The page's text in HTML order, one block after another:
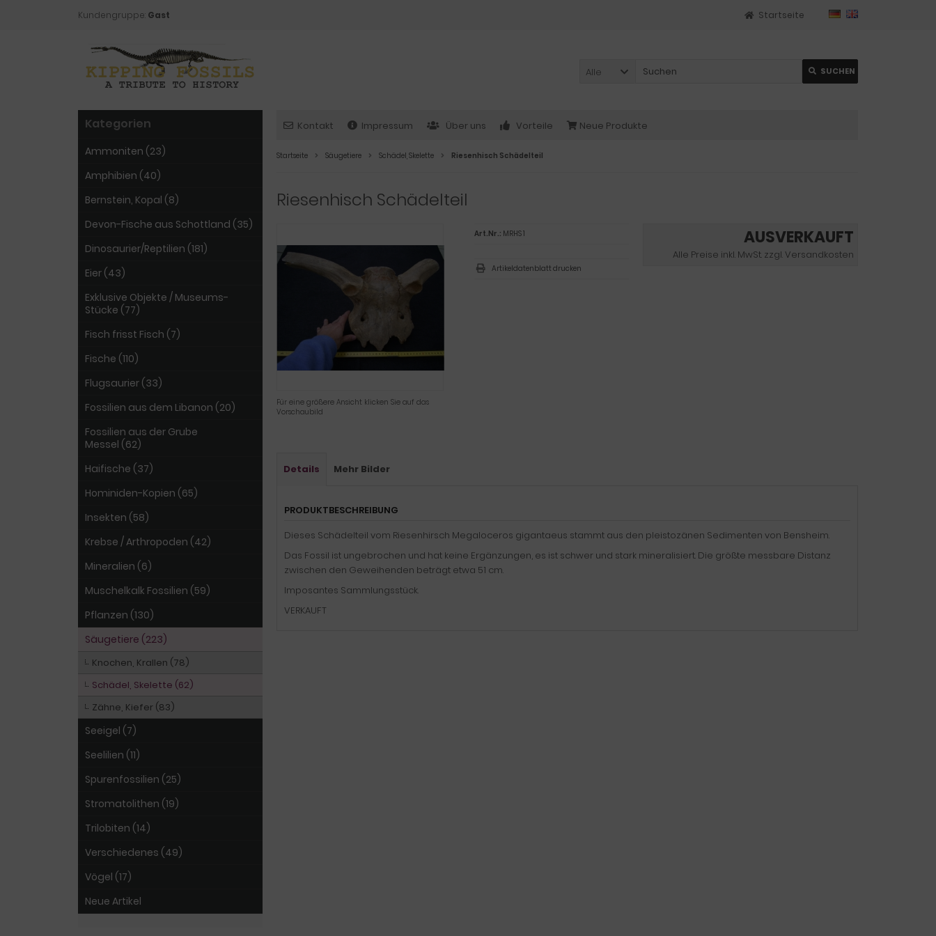
Kundengruppe: Gast Startseite
Alle SUCHEN
Kontakt Impressum Über uns Vorteile Neue Produkte
Startseite Säugetiere Schädel, Skelette Riesenhisch Schädelteil
Riesenhisch Schädelteil
Für eine größere Ansicht klicken Sie auf das
Vorschaubild
AUSVERKAUFT
Alle Preise inkl. MwSt. zzgl. Versandkosten
Art.Nr.: MRHS 1
Artikeldatenblatt drucken
Details Mehr Bilder
PRODUKTBESCHREIBUNG
Dieses Schädelteil vom Riesenhirsch Megaloceros gigantaeus stammt aus den pleistozänen Sedimenten von Bensheim.
Das Fossil ist ungebrochen und hat keine Ergänzungen, es ist schwer und stark mineralisiert. Die größte messbare Distanz
zwischen den Geweihenden beträgt etwa 51 cm.
Imposantes Sammlungsstück.
VERKAUFT
Kategorien
Ammoniten (23)
Amphibien (40)
Bernstein, Kopal (8)
Devon-Fische aus Schottland (35)
Dinosaurier/Reptilien (181)
Eier (43)
Exklusive Objekte / Museums-
Stücke (77)
Fisch frisst Fisch (7)
Fische (110)
Flugsaurier (33)
Fossilien aus dem Libanon (20)
Fossilien aus der Grube
Messel (62)
Haifische (37)
Hominiden-Kopien (65)
Insekten (58)
Krebse / Arthropoden (42)
Mineralien (6)
Muschelkalk Fossilien (59)
Pflanzen (130)
Säugetiere (223)
Knochen, Krallen (78)
Schädel, Skelette (62)
Zähne, Kiefer (83)
Seeigel (7)
Seelilien (11)
Spurenfossilien (25)
Stromatolithen (19)
Trilobiten (14)
Verschiedenes (49)
Vögel (17)
Neue Artikel